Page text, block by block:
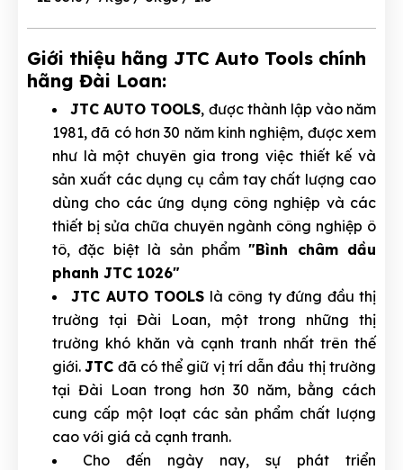
Giới thiệu hãng JTC Auto Tools chính
hãng Đài Loan:
JTC AUTO TOOLS, được thành lập vào năm
1981, đã có hơn 30 năm kinh nghiệm, được xem
như là một chuyên gia trong việc thiết kế và
sản xuất các dụng cụ cầm tay chất lượng cao
dùng cho các ứng dụng công nghiệp và các
thiết bị sửa chữa chuyên ngành công nghiệp ô
tô, đặc biệt là sản phẩm"Bình châm dầu
phanh JTC 1026"
JTC AUTO TOOLS là công ty đứng đầu thị
trường tại Đài Loan, một trong những thị
trường khó khăn và cạnh tranh nhất trên thế
giới.JTC đã có thể giữ vị trí dẫn đầu thị trường
tại Đài Loan trong hơn 30 năm, bằng cách
cung cấp một loạt các sản phẩm chất lượng
cao với giá cả cạnh tranh.
Cho đến ngày nay, sự phát triển